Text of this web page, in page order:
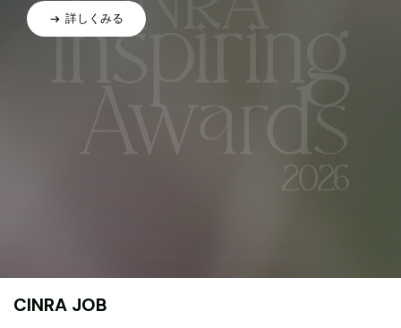
詳しくみる
CINRA JOB